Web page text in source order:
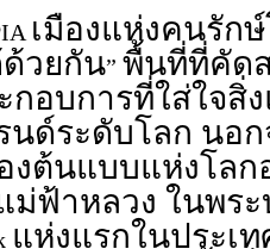
เมืองแห่งคนรัก
วยกัน” พื้นที่ที่คัด
กอบการที่ใส่ใจ
นด์ระดับโลก นอ
งต้นแบบแห่งโล
ม่ฟ้าหลวง ในพร
แห่งแรกในประเ